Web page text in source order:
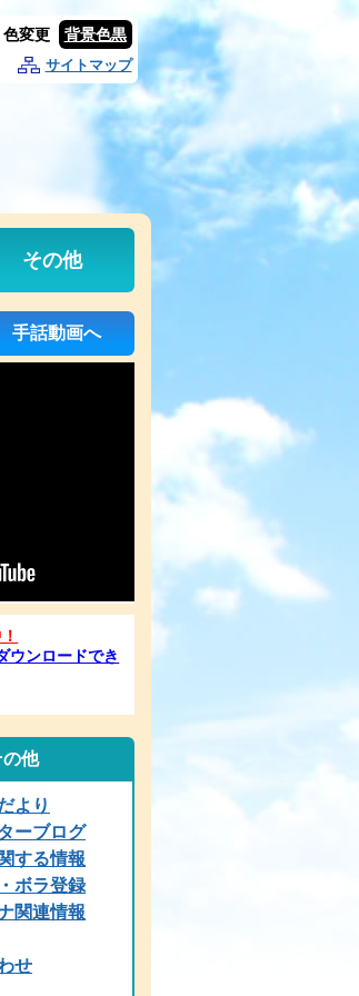
色変更 背景色黒
サイトマップ
その他
手話動画へ
ウンロードでき
の他
より
ーブログ
する情報
ボラ登録
関連情報
せ